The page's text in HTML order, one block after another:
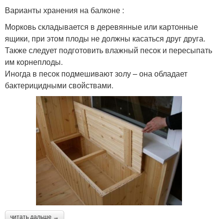
Варианты хранения на балконе :
Морковь складывается в деревянные или картонные
ящики, при этом плоды не должны касаться друг друга.
Также следует подготовить влажный песок и пересыпать
им корнеплоды.
Иногда в песок подмешивают золу – она обладает
бактерицидными свойствами.
читать дальше →